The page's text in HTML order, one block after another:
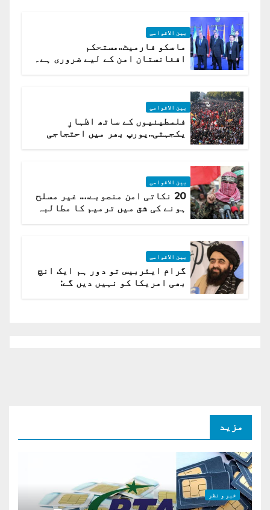
بین الاقوامی
ماسکو فارمیٹ..مستحکم
افغانستان امن کے لیے ضروری ہے۔
بین الاقوامی
فلسطینیوں کے ساتھ اظہارِ
یکجہتی..یورپ بھر میں احتجاجی
بین الاقوامی
20 نکاتی امن منصوبے…. غیر مسلح
ہونے کی شق میں ترمیم کا مطالبہ
بین الاقوامی
گرام ایئربیس تو دور ہم ایک انچ
بھی امریکا کو نہیں دیں گے:
مزید
خبر و نظر